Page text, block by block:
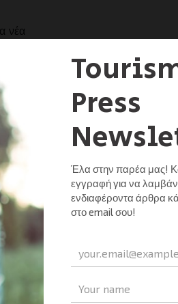
νέα
LinkedIn
WhatsApp
ViberEmail